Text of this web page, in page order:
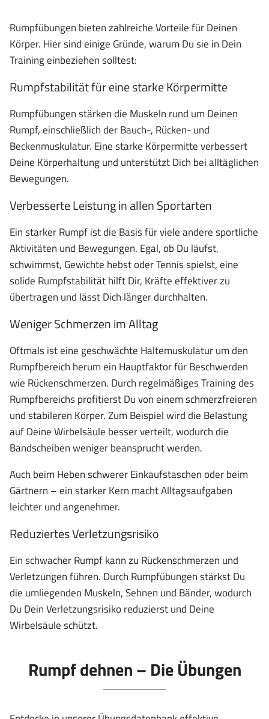
Rumpfübungen bieten zahlreiche Vorteile für Deinen
Körper. Hier sind einige Gründe, warum Du sie in Dein
Training einbeziehen solltest:
Rumpfstabilität für eine starke Körpermitte
Rumpfübungen stärken die Muskeln rund um Deinen
Rumpf, einschließlich der Bauch-, Rücken- und
Beckenmuskulatur. Eine starke Körpermitte verbessert
Deine Körperhaltung und unterstützt Dich bei alltäglichen
Bewegungen.
Verbesserte Leistung in allen Sportarten
Ein starker Rumpf ist die Basis für viele andere sportliche
Aktivitäten und Bewegungen. Egal, ob Du läufst,
schwimmst, Gewichte hebst oder Tennis spielst, eine
solide Rumpfstabilität hilft Dir, Kräfte effektiver zu
übertragen und lässt Dich länger durchhalten.
Weniger Schmerzen im Alltag
Oftmals ist eine geschwächte Haltemuskulatur um den
Rumpfbereich herum ein Hauptfaktor für Beschwerden
wie Rückenschmerzen. Durch regelmäßiges Training des
Rumpfbereichs profitierst Du von einem schmerzfreieren
und stabileren Körper. Zum Beispiel wird die Belastung
auf Deine Wirbelsäule besser verteilt, wodurch die
Bandscheiben weniger beansprucht werden.
Auch beim Heben schwerer Einkaufstaschen oder beim
Gärtnern – ein starker Kern macht Alltagsaufgaben
leichter und angenehmer.
Reduziertes Verletzungsrisiko
Ein schwacher Rumpf kann zu Rückenschmerzen und
Verletzungen führen. Durch Rumpfübungen stärkst Du
die umliegenden Muskeln, Sehnen und Bänder, wodurch
Du Dein Verletzungsrisiko reduzierst und Deine
Wirbelsäule schützt.
Rumpf dehnen – Die Übungen